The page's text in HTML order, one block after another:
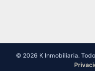
© 2026 K Inmobiliaria.